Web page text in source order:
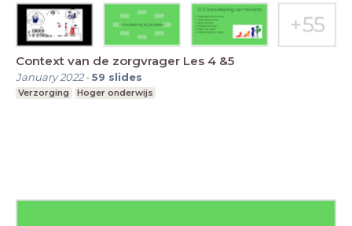
Context van de zorgvrager Les 4 &5
January 2022-59 slides
Verzorging Hoger onderwijs